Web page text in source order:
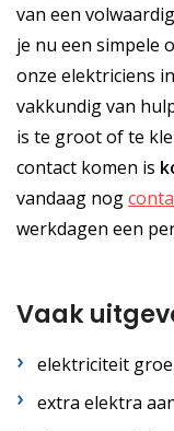
van een
je nu een simpele
onze elektriciens
vakkundig van
is te groot of te
contact komen is
vandaag nog
werkdagen een
Vaak
elektriciteit
extra elektra